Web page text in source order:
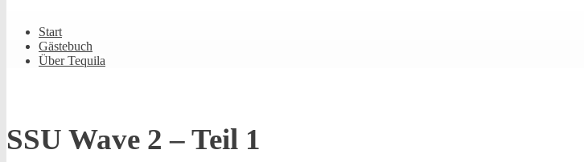
Navigation
Start
Gästebuch
Über Tequila
SSU Wave 2 – Teil 1